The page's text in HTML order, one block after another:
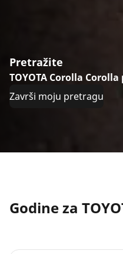
Pretražite
TOYOTA Corolla
Završi moju pretragu
Godine za